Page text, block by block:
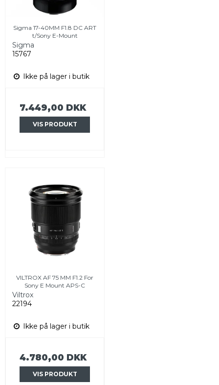
Sigma 17-40MM F1.8 DC ART
t/Sony E-Mount
Sigma
15767
Ikke på lager i butik
7.449,00 DKK
VIS PRODUKT
VILTROX AF 75 MM F1.2 For
Sony E Mount APS-C
Viltrox
22194
Ikke på lager i butik
4.780,00 DKK
VIS PRODUKT